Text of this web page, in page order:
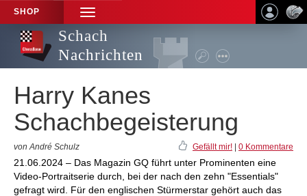
SHOP
TOGGLE
NAVIGATION
Schach
Nachrichten
Harry Kanes
Schachbegeisterung
von André Schulz Gefällt mir! 0 Kommentare
21.06.2024 – Das Magazin GQ führt unter Prominenten eine
Video-Portraitserie durch, bei der nach den zehn "Essentials"
gefragt wird. Für den englischen Stürmerstar gehört auch das